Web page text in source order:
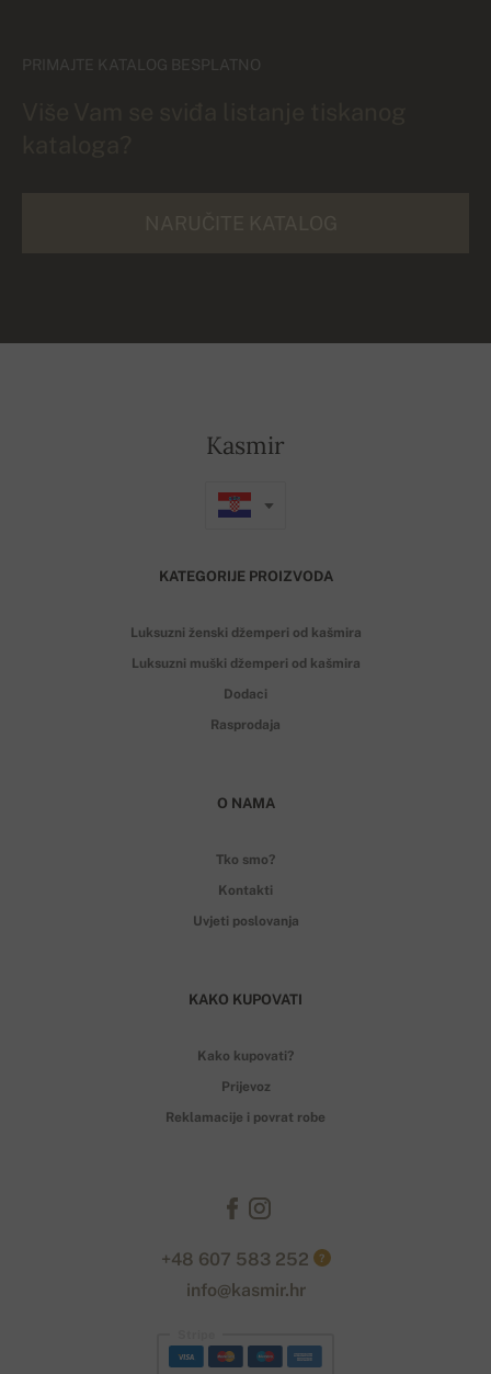
PRIMAJTE KATALOG BESPLATNO
Kasmir
KATEGORIJE PROIZVODA
Luksuzni ženski džemperi od kašmira
Luksuzni muški džemperi od kašmira
Dodaci
Rasprodaja
O NAMA
Tko smo?
Kontakti
Uvjeti poslovanja
KAKO KUPOVATI
Kako kupovati?
Prijevoz
Reklamacije i povrat robe
+48 607 583 252 ?
info@kasmir.hr